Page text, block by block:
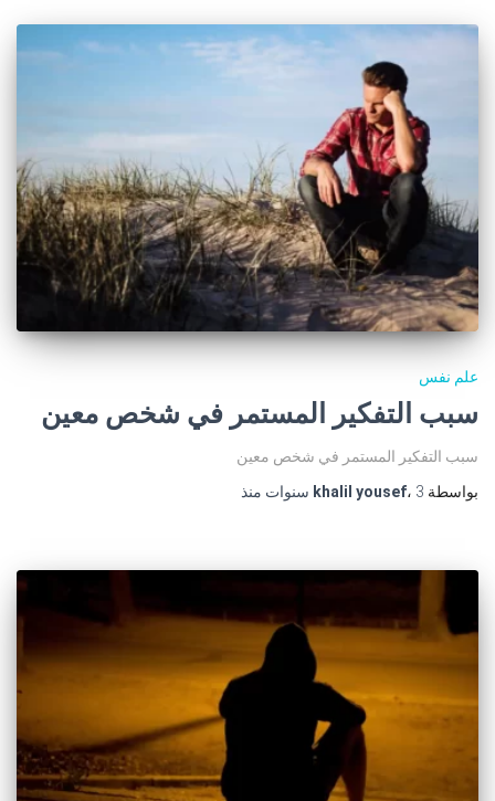
علم نفس
سبب التفكير المستمر في شخص معين
سبب التفكير المستمر في شخص معين
بواسطة
khalil yousef، 3 سنوات منذ